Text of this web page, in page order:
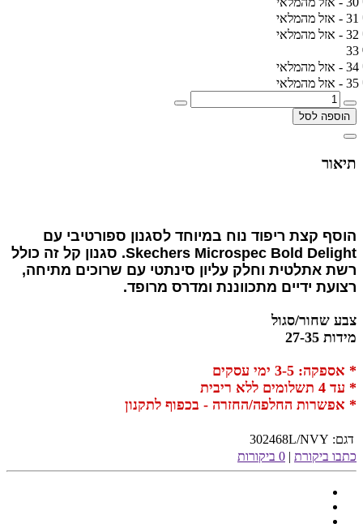
31 - אזל מהמלאי
32 - אזל מהמלאי
33
34 - אזל מהמלאי
35 - אזל מהמלאי
הוספה לסל
תיאור
הוסף קצת ריפוד נוח במיוחד לסגנון ספורטיבי עם
Skechers Microspec Bold Delight. סגנון קל זה כולל
רשת אתלטית וחלק עליון סינתטי עם שרוכים מתיחה,
רצועת ידיים מתכווננת ומדרס מרופד.
צבע שחור/סגול
מידות 27-35
* אספקה: 3-5 ימי עסקים
* עד 4 תשלומים ללא ריבית
* אפשרות החלפה/החזרה - בכפוף לתקנון
דגם: 302468L/NVY
כתבו ביקורת | 0 ביקורות